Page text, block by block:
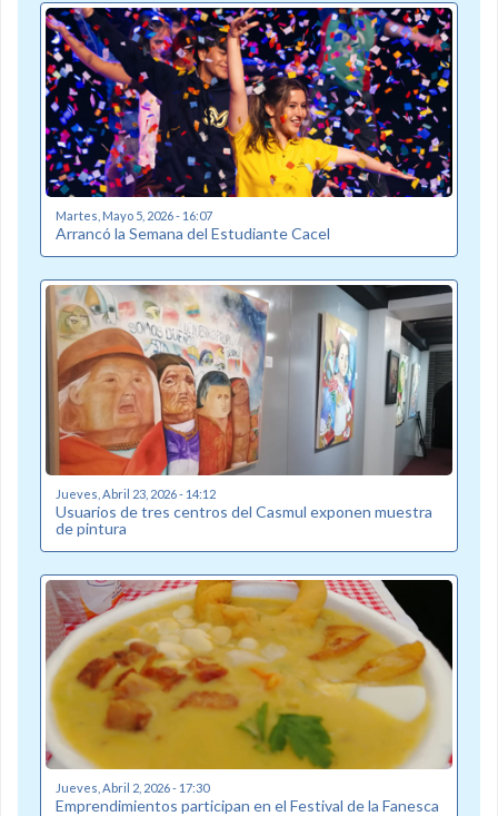
Martes, Mayo 5, 2026 - 16:07
Arrancó la Semana del Estudiante Cacel
Jueves, Abril 23, 2026 - 14:12
Usuarios de tres centros del Casmul exponen muestra
de pintura
Jueves, Abril 2, 2026 - 17:30
Emprendimientos participan en el Festival de la Fanesca